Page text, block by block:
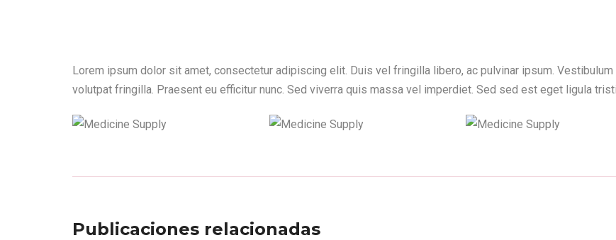
Lorem ipsum dolor sit amet, consectetur adipiscing elit. Duis vel fringilla libero, ac pulvinar ipsum.
volutpat fringilla. Praesent eu efficitur nunc. Sed viverra quis massa vel imperdiet. Sed sed est eget ligula
Publicaciones relacionadas